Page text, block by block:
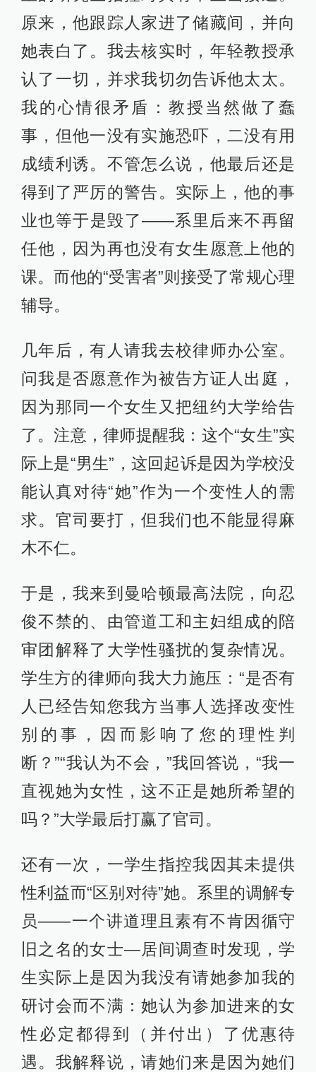
原来，他跟踪人家进了储藏间，并向
她表白了。我去核实时，年轻教授承
认了一切，并求我切勿告诉他太太。
我的心情很矛盾：教授当然做了蠢
事，但他一没有实施恐吓，二没有用
成绩利诱。不管怎么说，他最后还是
得到了严厉的警告。实际上，他的事
业也等于是毁了——系里后来不再留
任他，因为再也没有女生愿意上他的
课。而他的“受害者”则接受了常规心理
辅导。
几年后，有人请我去校律师办公室。
问我是否愿意作为被告方证人出庭，
因为那同一个女生又把纽约大学给告
了。注意，律师提醒我：这个“女生”实
际上是“男生”，这回起诉是因为学校没
能认真对待“她”作为一个变性人的需
求。官司要打，但我们也不能显得麻
木不仁。
于是，我来到曼哈顿最高法院，向忍
俊不禁的、由管道工和主妇组成的陪
审团解释了大学性骚扰的复杂情况。
学生方的律师向我大力施压：“是否有
人已经告知您我方当事人选择改变性
别的事，因而影响了您的理性判
断？”“我认为不会，”我回答说，“我一
直视她为女性，这不正是她所希望的
吗？”大学最后打赢了官司。
还有一次，一学生指控我因其未提供
性利益而“区别对待”她。系里的调解专
员——一个讲道理且素有不肯因循守
旧之名的女士—居间调查时发现，学
生实际上是因为我没有请她参加我的
研讨会而不满：她认为参加进来的女
性必定都得到（并付出）了优惠待
遇。我解释说，请她们来是因为她们